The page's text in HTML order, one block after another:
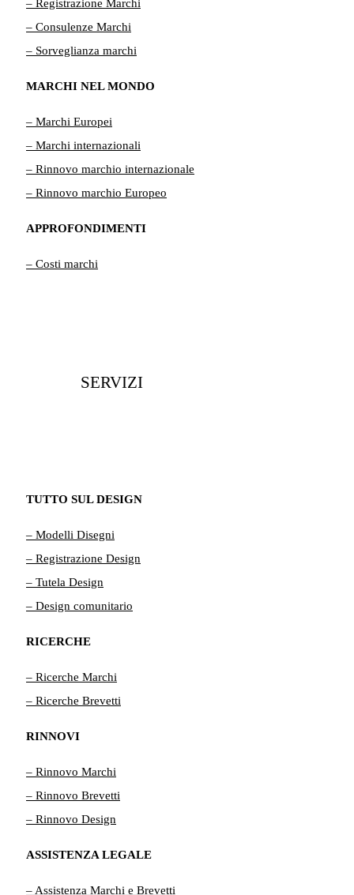
– Registrazione Marchi
– Consulenze Marchi
– Sorveglianza marchi
MARCHI NEL MONDO
– Marchi Europei
– Marchi internazionali
– Rinnovo marchio internazionale
– Rinnovo marchio Europeo
APPROFONDIMENTI
– Costi marchi
SERVIZI
TUTTO SUL DESIGN
– Modelli Disegni
– Registrazione Design
– Tutela Design
– Design comunitario
RICERCHE
– Ricerche Marchi
– Ricerche Brevetti
RINNOVI
– Rinnovo Marchi
– Rinnovo Brevetti
– Rinnovo Design
ASSISTENZA LEGALE
– Assistenza Marchi e Brevetti